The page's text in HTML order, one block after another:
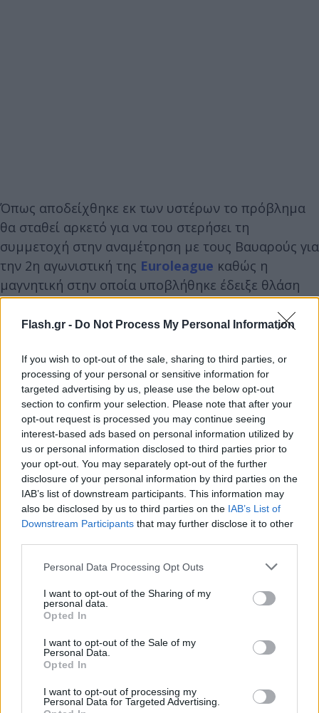
Flash.gr - Do Not Process My Personal Information
If you wish to opt-out of the sale, sharing to third parties, or
processing of your personal or sensitive information for
targeted advertising by us, please use the below opt-out
section to confirm your selection. Please note that after your
opt-out request is processed you may continue seeing
interest-based ads based on personal information utilized by
us or personal information disclosed to third parties prior to
your opt-out. You may separately opt-out of the further
disclosure of your personal information by third parties on the
IAB’s list of downstream participants. This information may
also be disclosed by us to third parties on the IAB’s List of
Downstream Participants that may further disclose it to other
Please note that this website/app uses one or more Google
not limited to your visit or usage behaviour. You may click to
grant or deny consent to Google and its third-party tags to
use your data for below specified purposes in below Google
consent section.
Personal Data Processing Opt Outs
I want to opt-out of the Sharing of my
personal data.
Opted In
I want to opt-out of the Sale of my
Personal Data.
Opted In
I want to opt-out of processing my
Personal Data for Targeted Advertising.
Όπως αποδείχθηκε εκ των υστέρων το πρόβλημα
θα σταθεί αρκετό για να του στερήσει τη
συμμετοχή στην αναμέτρηση με τους Βαυαρούς για
την 2η αγωνιστική της Euroleague καθώς η
μαγνητική στην οποία υποβλήθηκε έδειξε θλάση
ελαφριάς μορφής.
προστατεύσουν ενόψει της διαβολοβδομάδας στην
Euroleague και τα δύο ματς με Φενέρμπαχτσε στην
Τουρκία (17/10) και Μακάμπι στο ΟΑΚΑ (20/10)